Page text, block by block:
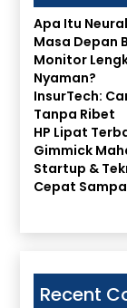
Apa Itu
Masa Depan
Monitor
Nyaman?
InsurTech:
Tanpa Ribet
HP Lipat
Gimmick
Startup &
Cepat
Recent